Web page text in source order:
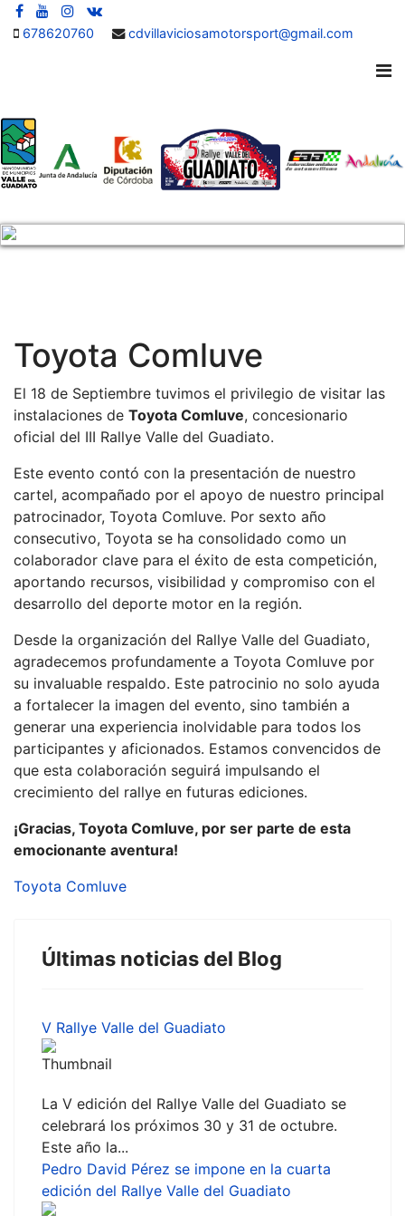
678620760 cdvillaviciosamotorsport@gmail.com
Toyota Comluve
El 18 de Septiembre tuvimos el privilegio de visitar las
instalaciones de Toyota Comluve, concesionario
oficial del III Rallye Valle del Guadiato.
Este evento contó con la presentación de nuestro
cartel, acompañado por el apoyo de nuestro principal
patrocinador, Toyota Comluve. Por sexto año
consecutivo, Toyota se ha consolidado como un
colaborador clave para el éxito de esta competición,
aportando recursos, visibilidad y compromiso con el
desarrollo del deporte motor en la región.
Desde la organización del Rallye Valle del Guadiato,
agradecemos profundamente a Toyota Comluve por
su invaluable respaldo. Este patrocinio no solo ayuda
a fortalecer la imagen del evento, sino también a
generar una experiencia inolvidable para todos los
participantes y aficionados. Estamos convencidos de
que esta colaboración seguirá impulsando el
crecimiento del rallye en futuras ediciones.
¡Gracias, Toyota Comluve, por ser parte de esta
emocionante aventura!
Toyota Comluve
Últimas noticias del Blog
V Rallye Valle del Guadiato
La V edición del Rallye Valle del Guadiato se
celebrará los próximos 30 y 31 de octubre.
Este año la...
Pedro David Pérez se impone en la cuarta
edición del Rallye Valle del Guadiato